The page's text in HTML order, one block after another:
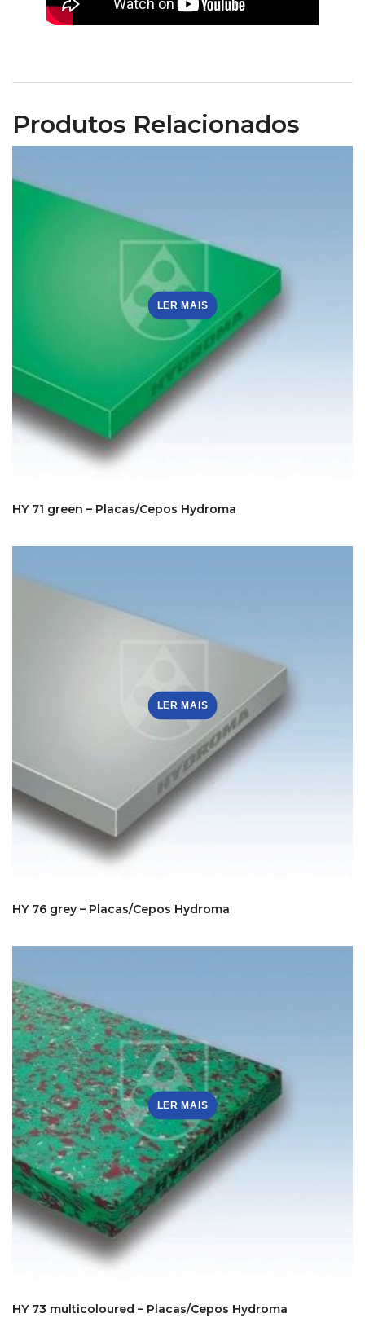
Produtos Relacionados
HY 71 green – Placas/Cepos Hydroma
LER MAIS
HY 76 grey – Placas/Cepos Hydroma
LER MAIS
HY 73 multicoloured – Placas/Cepos Hydroma
LER MAIS